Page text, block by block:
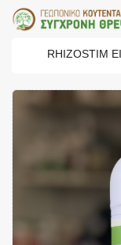
RHIZOSTIM